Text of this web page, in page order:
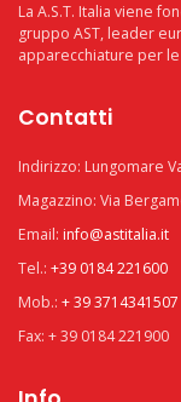
La A.S.T. Italia viene
gruppo AST, leader
apparecchiature per
Contatti
Indirizzo: Lungomare
Magazzino: Via
Email: info@astitalia.it
Tel.: +39 0184 221600
Mob.: + 39 3714341507
Fax: + 39 0184 221900